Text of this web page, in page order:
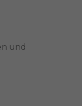
und